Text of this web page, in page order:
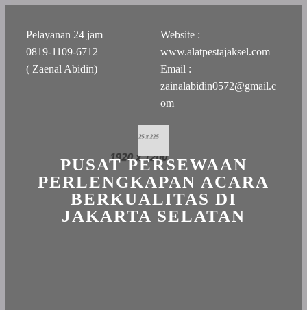
Pelayanan 24 jam
0819-1109-6712
( Zaenal Abidin)
Website :
www.alatpestajaksel.com
Email :
zainalabidin0572@gmail.c
om
PUSAT PERSEWAAN
PERLENGKAPAN ACARA
BERKUALITAS DI
JAKARTA SELATAN